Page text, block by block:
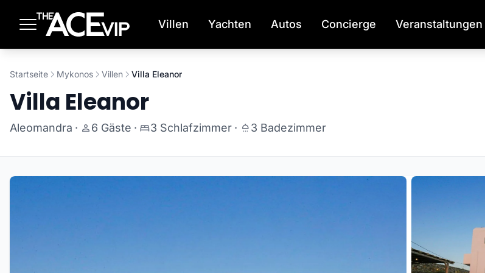
Villen Yachten Autos Concierge Veranstaltungen
Startseite Mykonos Villen Villa Eleanor
Villa Eleanor
Aleomandra · 6 Gäste · 3 Schlafzimmer · 3 Badezimmer